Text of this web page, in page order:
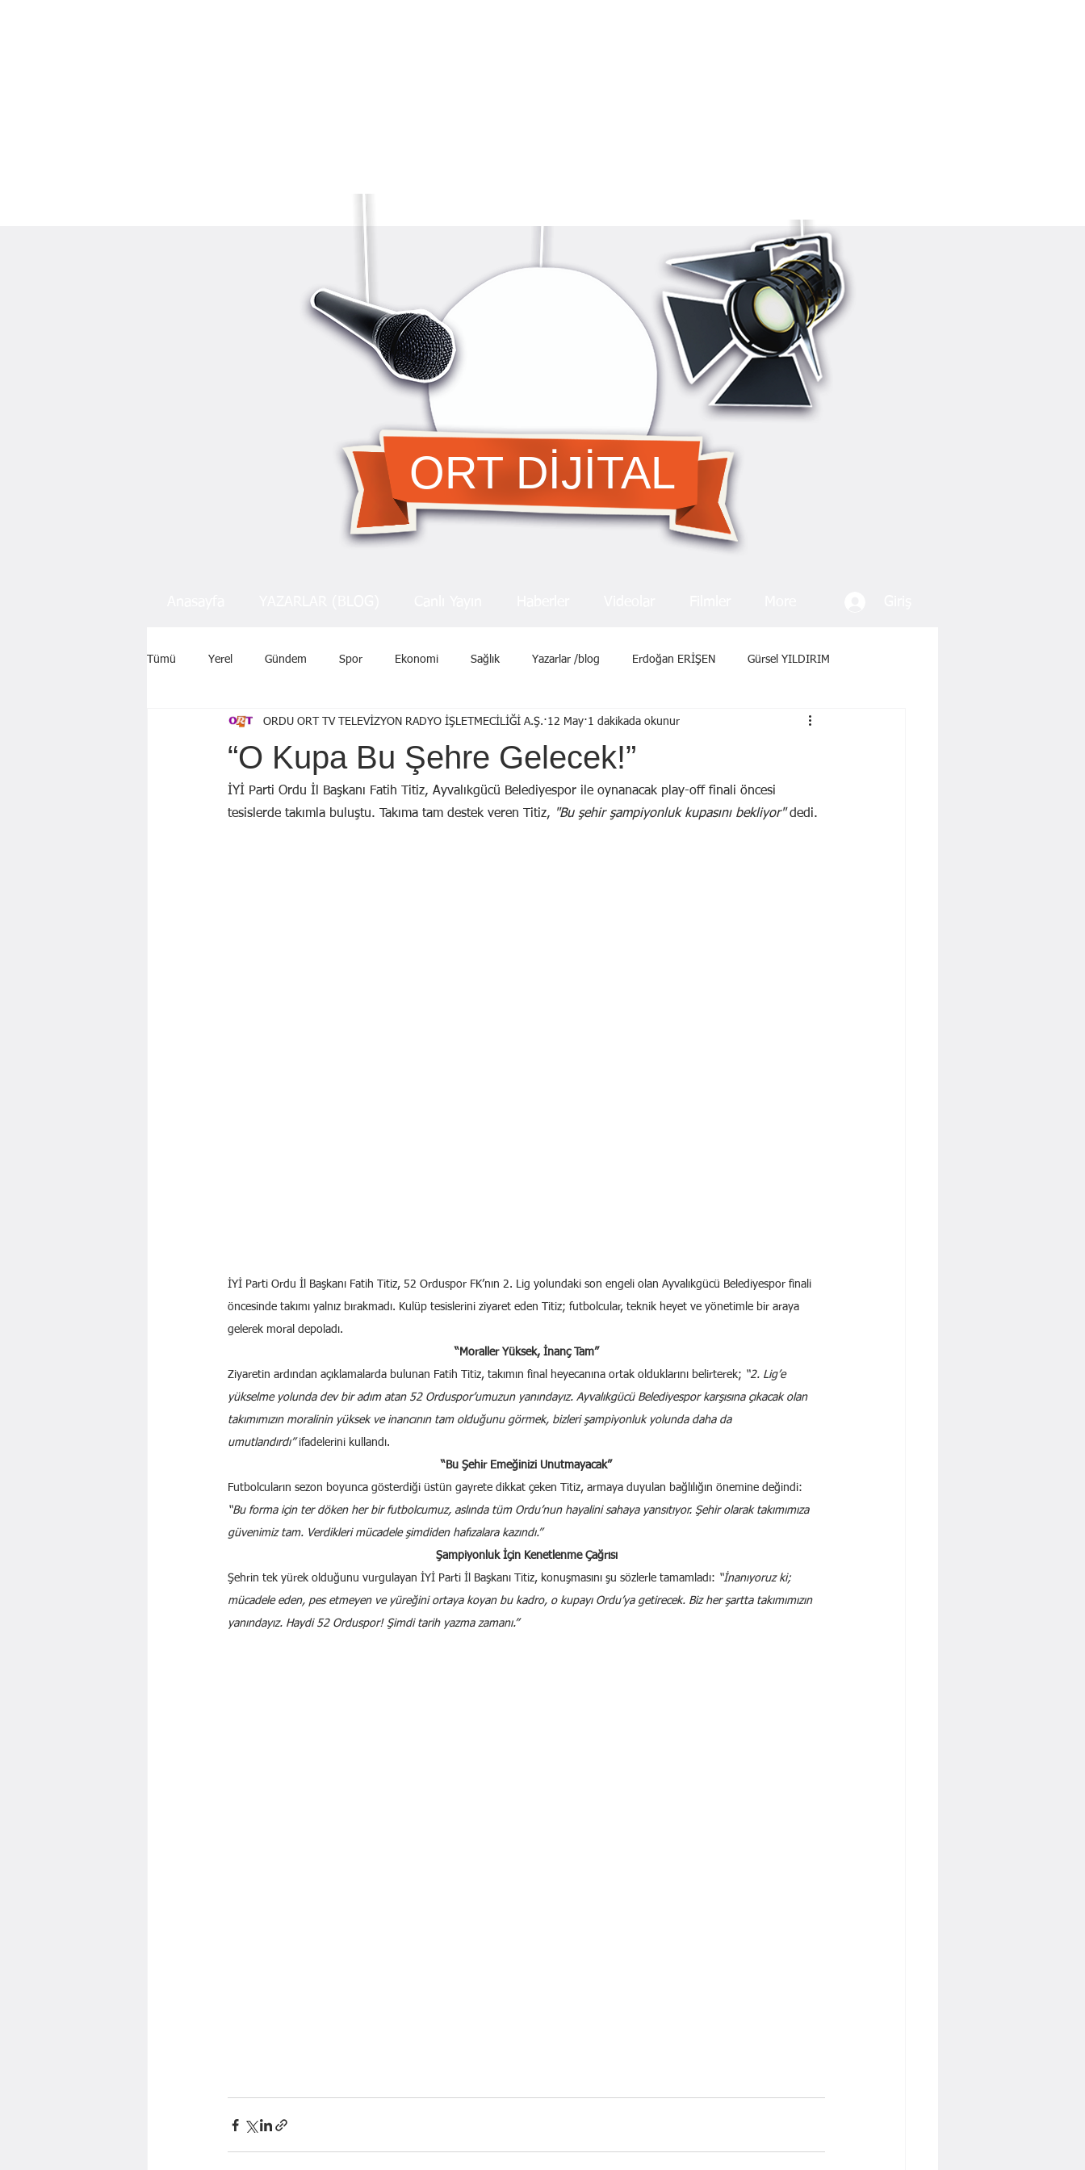
ORT DİJİTAL
Tümü Yerel Gündem Spor Ekonomi Sağlık Yazarlar /blog Erdoğan ERİŞEN Gürsel YILDIRIM
Özen Topçu EKREM KARADAĞ Birol Öztürk Selçuk ŞEN Osman KADEMOĞLU Yavuz KALYONCU
GÖZDE ÖZGÜR BAYRAM AYBASTI Yekta AYDIN İsmail Tosun SARAL Mustafa YILDIRIM Dr. Cengiz Tatar
“O Kupa Bu Şehre Gelecek!”
ORDU ORT TV TELEVİZYON RADYO İŞLETMECİLİĞİ A.Ş. 12 May 1 dakikada okunur
İYİ Parti Ordu İl Başkanı Fatih Titiz, Ayvalıkgücü Belediyespor ile oynanacak play-off finali öncesi
tesislerde takımla buluştu. Takıma tam destek veren Titiz, "Bu şehir şampiyonluk kupasını bekliyor" dedi.
İYİ Parti Ordu İl Başkanı Fatih Titiz, 52 Orduspor FK’nın 2. Lig yolundaki son engeli olan Ayvalıkgücü Belediyespor finali
öncesinde takımı yalnız bırakmadı. Kulüp tesislerini ziyaret eden Titiz; futbolcular, teknik heyet ve yönetimle bir araya
gelerek moral depoladı.
“Moraller Yüksek, İnanç Tam”
Ziyaretin ardından açıklamalarda bulunan Fatih Titiz, takımın final heyecanına ortak olduklarını belirterek; “2. Lig’e
yükselme yolunda dev bir adım atan 52 Orduspor’umuzun yanındayız. Ayvalıkgücü Belediyespor karşısına çıkacak olan
takımımızın moralinin yüksek ve inancının tam olduğunu görmek, bizleri şampiyonluk yolunda daha da
umutlandırdı” ifadelerini kullandı.
“Bu Şehir Emeğinizi Unutmayacak”
Futbolcuların sezon boyunca gösterdiği üstün gayrete dikkat çeken Titiz, armaya duyulan bağlılığın önemine değindi:
“Bu forma için ter döken her bir futbolcumuz, aslında tüm Ordu’nun hayalini sahaya yansıtıyor. Şehir olarak takımımıza
güvenimiz tam. Verdikleri mücadele şimdiden hafızalara kazındı.”
Şampiyonluk İçin Kenetlenme Çağrısı
Şehrin tek yürek olduğunu vurgulayan İYİ Parti İl Başkanı Titiz, konuşmasını şu sözlerle tamamladı: “İnanıyoruz ki;
mücadele eden, pes etmeyen ve yüreğini ortaya koyan bu kadro, o kupayı Ordu’ya getirecek. Biz her şartta takımımızın
yanındayız. Haydi 52 Orduspor! Şimdi tarih yazma zamanı.”